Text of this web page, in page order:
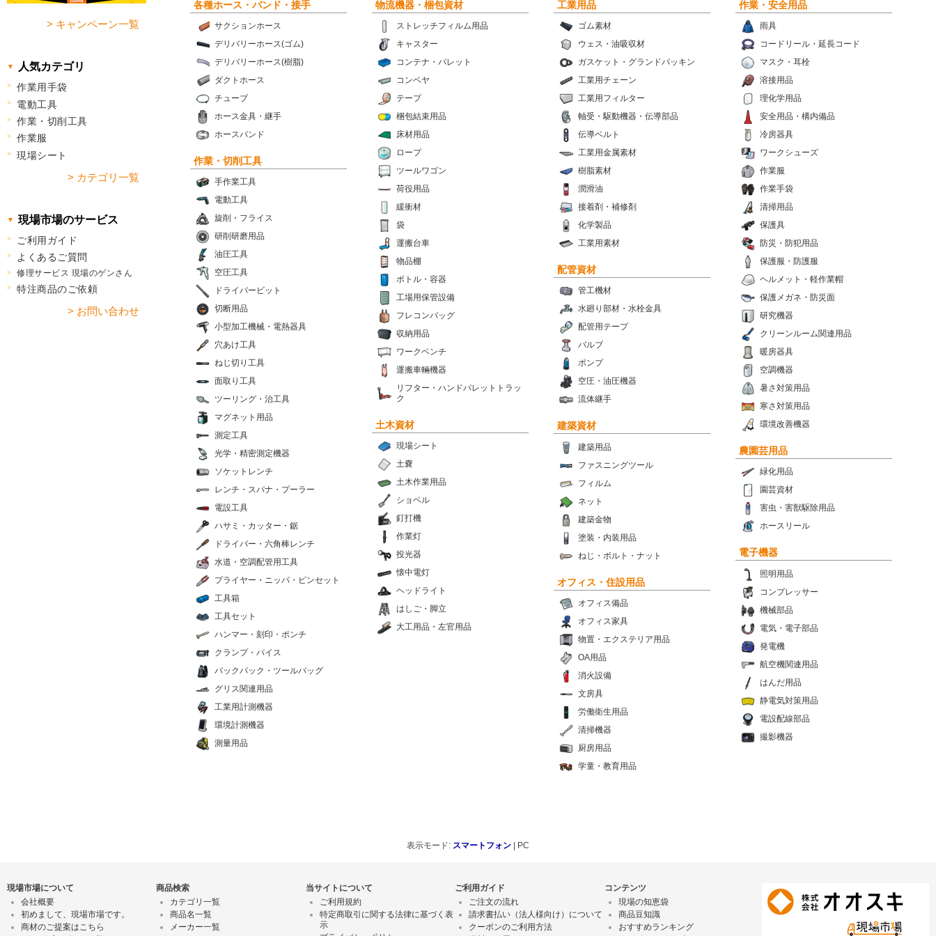
各種ホース・バンド・接手
サクションホース
デリバリーホース(ゴム)
デリバリーホース(樹脂)
ダクトホース
チューブ
ホース金具・継手
ホースバンド
物流機器・梱包資材
ストレッチフィルム用品
キャスター
コンテナ・パレット
コンベヤ
テープ
梱包結束用品
床材用品
ロープ
ツールワゴン
荷役用品
緩衝材
袋
運搬台車
物品棚
ボトル・容器
工場用保管設備
フレコンバッグ
収納用品
ワークベンチ
運搬車輛機器
リフター・ハンドパレットトラッ
ク
工業用品
ゴム素材
ウェス・油吸収材
ガスケット・グランドパッキン
工業用チェーン
工業用フィルター
軸受・駆動機器・伝導部品
伝導ベルト
工業用金属素材
樹脂素材
潤滑油
接着剤・補修剤
化学製品
工業用素材
作業・安全用品
雨具
コードリール・延長コード
マスク・耳栓
溶接用品
理化学用品
安全用品・構内備品
冷房器具
ワークシューズ
作業服
作業手袋
清掃用品
保護具
防災・防犯用品
保護服・防護服
ヘルメット・軽作業帽
保護メガネ・防災面
研究機器
クリーンルーム関連用品
暖房器具
空調機器
暑さ対策用品
寒さ対策用品
環境改善機器
作業・切削工具
手作業工具
電動工具
旋削・フライス
研削研磨用品
油圧工具
空圧工具
ドライバービット
切断用品
小型加工機械・電熱器具
穴あけ工具
ねじ切り工具
面取り工具
ツーリング・治工具
マグネット用品
測定工具
光学・精密測定機器
ソケットレンチ
レンチ・スパナ・プーラー
電設工具
ハサミ・カッター・鋸
ドライバー・六角棒レンチ
水道・空調配管用工具
プライヤー・ニッパ・ピンセット
工具箱
工具セット
ハンマー・刻印・ポンチ
クランプ・バイス
バックパック・ツールバッグ
グリス関連用品
工業用計測機器
環境計測機器
測量用品
配管資材
管工機材
水廻り部材・水栓金具
配管用テープ
バルブ
ポンプ
空圧・油圧機器
流体継手
土木資材
現場シート
土嚢
土木作業用品
ショベル
釘打機
作業灯
投光器
懐中電灯
ヘッドライト
はしご・脚立
大工用品・左官用品
建築資材
建築用品
ファスニングツール
フィルム
ネット
建築金物
塗装・内装用品
ねじ・ボルト・ナット
農園芸用品
緑化用品
園芸資材
害虫・害獣駆除用品
ホースリール
電子機器
照明用品
コンプレッサー
機械部品
電気・電子部品
発電機
航空機関連用品
はんだ用品
静電気対策用品
電設配線部品
撮影機器
オフィス・住設用品
オフィス備品
オフィス家具
物置・エクステリア用品
OA用品
消火設備
文房具
労働衛生用品
清掃機器
厨房用品
学童・教育用品
> キャンペーン一覧
人気カテゴリ
作業用手袋
電動工具
作業・切削工具
作業服
現場シート
> カテゴリ一覧
現場市場のサービス
ご利用ガイド
よくあるご質問
修理サービス 現場のゲンさん
特注商品のご依頼
> お問い合わせ
表示モード: スマートフォン | PC
現場市場について
会社概要
初めまして、現場市場です。
商材のご提案はこちら
商品検索
カテゴリ一覧
商品名一覧
メーカー一覧
当サイトについて
ご利用規約
特定商取引に関する法律に基づく表
示
ご利用ガイド
ご注文の流れ
請求書払い（法人様向け）について
クーポンのご利用方法
コンテンツ
現場の知恵袋
商品豆知識
おすすめランキング